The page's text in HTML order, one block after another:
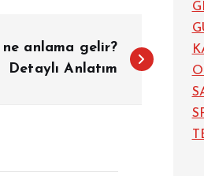
anlama gelir?
Detaylı Anlatım